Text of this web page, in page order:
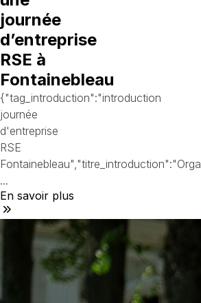
journée
d’entreprise
RSE à
Fontainebleau
{"tag_introduction":"introduction
journée
d'entreprise
RSE
Fontainebleau","titre_introduction":"Orga
...
En savoir plus